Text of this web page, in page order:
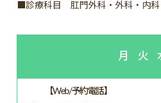
■診療科目 肛門外科・外科・内科
月 火
【Web/予約電話】